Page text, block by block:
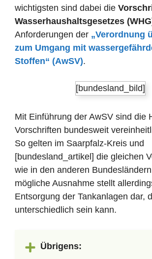
wichtigsten sind dabei die
Wasserhaushaltsgesetzes
Anforderungen der „Verordnung
zum Umgang mit
Stoffen“ (AwSV).
[bundesland_bild]
Mit Einführung der AwSV sind die
Vorschriften bundesweit
So gelten im Saarpfalz-Kreis und
[bundesland_artikel] die gleichen
wie in den anderen
mögliche Ausnahme stellt
Entsorgung der Tankanlagen dar,
unterschiedlich sein kann.
Übrigens: